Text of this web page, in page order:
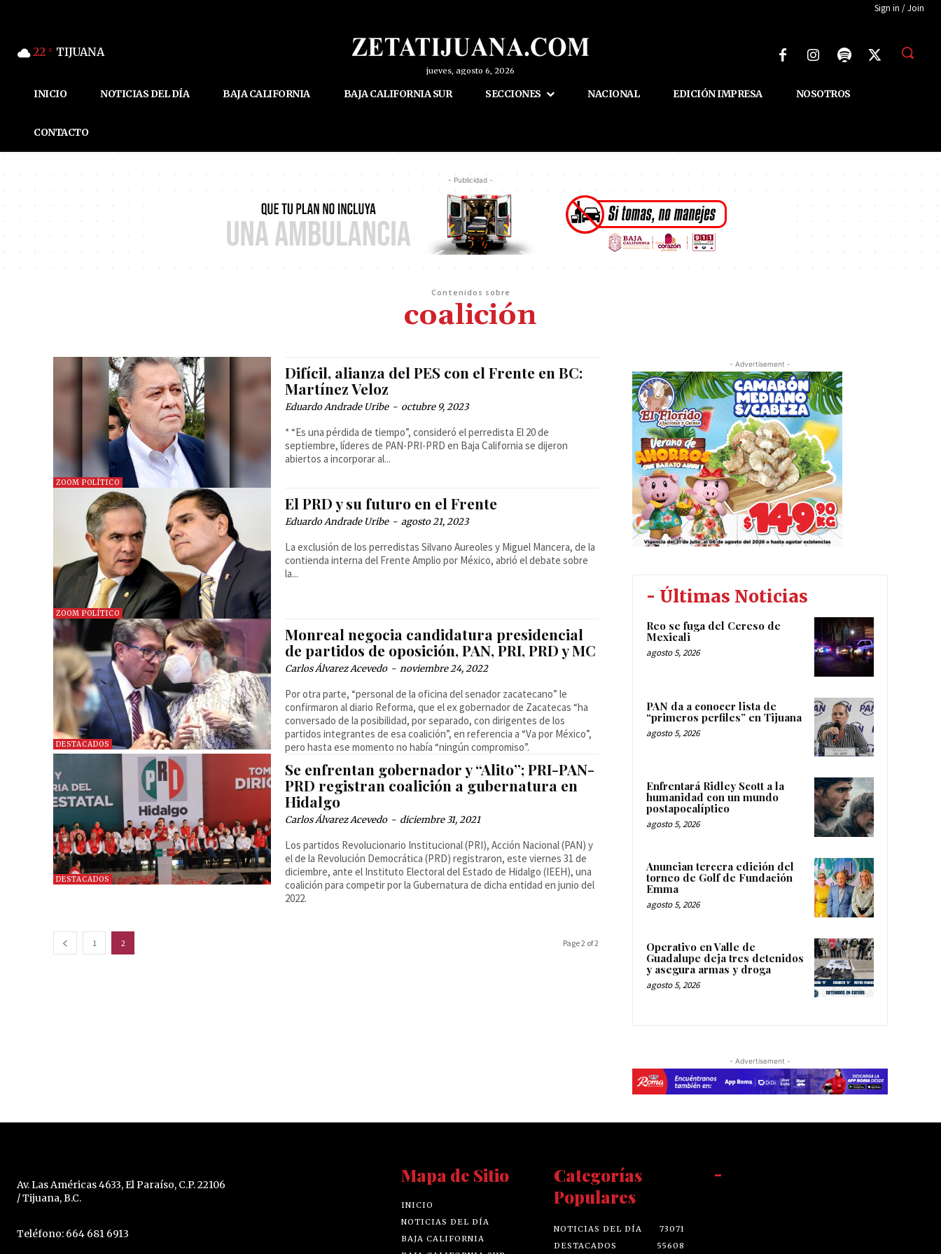
Sign in / Join
22 C TIJUANA
jueves, agosto 6, 2026
INICIO NOTICIAS DEL DÍA BAJA CALIFORNIA BAJA CALIFORNIA SUR SECCIONES NACIONAL EDICIÓN IMPRESA NOSOTROS
CONTACTO
- Publicidad -
Contenidos sobre
coalición
ZOOM POLÍTICO
Difícil, alianza del PES con el Frente en BC:
Martínez Veloz
Eduardo Andrade Uribe - octubre 9, 2023
* “Es una pérdida de tiempo”, consideró el perredista El 20 de
septiembre, líderes de PAN-PRI-PRD en Baja California se dijeron
abiertos a incorporar al...
ZOOM POLÍTICO
El PRD y su futuro en el Frente
Eduardo Andrade Uribe - agosto 21, 2023
La exclusión de los perredistas Silvano Aureoles y Miguel Mancera, de la
contienda interna del Frente Amplio por México, abrió el debate sobre
la...
DESTACADOS
Monreal negocia candidatura presidencial
de partidos de oposición, PAN, PRI, PRD y MC
Carlos Álvarez Acevedo - noviembre 24, 2022
Por otra parte, “personal de la oficina del senador zacatecano” le
confirmaron al diario Reforma, que el ex gobernador de Zacatecas “ha
conversado de la posibilidad, por separado, con dirigentes de los
partidos integrantes de esa coalición”, en referencia a “Va por México”,
pero hasta ese momento no había “ningún compromiso”.
DESTACADOS
Se enfrentan gobernador y “Alito”; PRI-PAN-
PRD registran coalición a gubernatura en
Hidalgo
Carlos Álvarez Acevedo - diciembre 31, 2021
Los partidos Revolucionario Institucional (PRI), Acción Nacional (PAN) y
el de la Revolución Democrática (PRD) registraron, este viernes 31 de
diciembre, ante el Instituto Electoral del Estado de Hidalgo (IEEH), una
coalición para competir por la Gubernatura de dicha entidad en junio del
2022.
1 2 Page 2 of 2
- Advertisement -
- Últimas Noticias
Reo se fuga del Cereso de
Mexicali
agosto 5, 2026
PAN da a conocer lista de
“primeros perfiles” en Tijuana
agosto 5, 2026
Enfrentará Ridley Scott a la
humanidad con un mundo
postapocalíptico
agosto 5, 2026
Anuncian tercera edición del
torneo de Golf de Fundación
Emma
agosto 5, 2026
Operativo en Valle de
Guadalupe deja tres detenidos
y asegura armas y droga
agosto 5, 2026
- Advertisement -
Av. Las Américas 4633, El Paraíso, C.P. 22106
/ Tijuana, B.C.
Teléfono: 664 681 6913
Mapa de Sitio
INICIO
NOTICIAS DEL DÍA
BAJA CALIFORNIA
Categorías
Populares
NOTICIAS DEL DÍA
73071
DESTACADOS
55608
-